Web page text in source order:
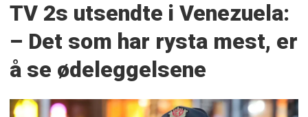
TV 2s utsendte i Venezuela:
– Det som har rysta mest, er
å se ødeleggelsene